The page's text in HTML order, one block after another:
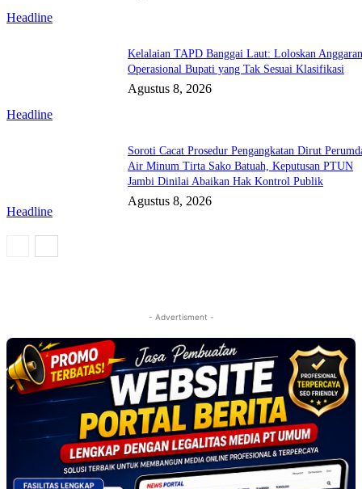
Headline
Headline
Kelalaian TAPD Banggai Laut: Loloskan
Operasional Bupati yang Tak Sesuai Klasifikasi
Agustus 8, 2026
Headline
Soroti Cacat Prosedur Pengangkatan Dirut
Air Minum Tirta Sako Batuah, Keputusan PTUN
Jambi Dinilai Abaikan Hak Kontrol Publik
Agustus 8, 2026
- Advertisment -